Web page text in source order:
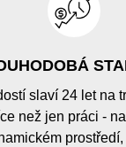
slaví 24 let na
než jen práci -